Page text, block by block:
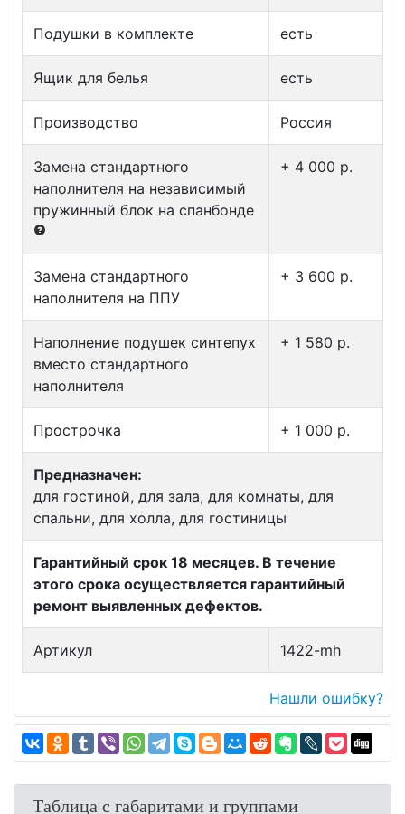
Подушки в комплекте есть
Ящик для белья есть
Производство Россия
Замена стандартного
наполнителя на независимый
пружинный блок на спанбонде
+ 4 000 p.
Замена стандартного
наполнителя на ППУ
+ 3 600 p.
Наполнение подушек синтепух
вместо стандартного
наполнителя
+ 1 580 p.
Прострочка + 1 000 p.
Предназначен:
для гостиной, для зала, для комнаты, для
спальни, для холла, для гостиницы
Гарантийный срок 18 месяцев. В течение
этого срока осуществляется гарантийный
ремонт выявленных дефектов.
Артикул 1422-mh
Нашли ошибку?
Таблица с габаритами и группами